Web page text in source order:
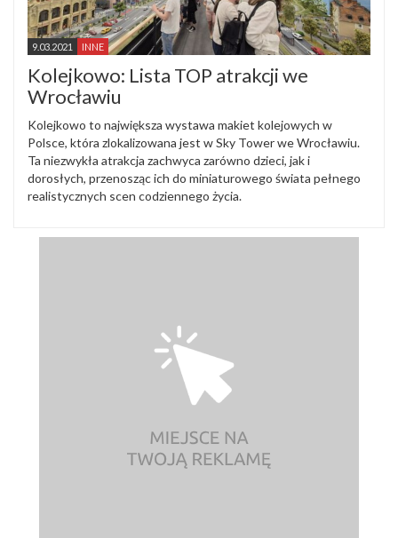
9.03.2021 INNE
Kolejkowo: Lista TOP atrakcji we
Wrocławiu
Kolejkowo to największa wystawa makiet kolejowych w
Polsce, która zlokalizowana jest w Sky Tower we Wrocławiu.
Ta niezwykła atrakcja zachwyca zarówno dzieci, jak i
dorosłych, przenosząc ich do miniaturowego świata pełnego
realistycznych scen codziennego życia.